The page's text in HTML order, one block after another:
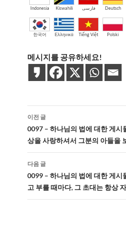
Indonesia Kiswahili فارسی Deutsch
한국어 Ελληνικά Tiếng Việt Polski
메시지를 공유하세요!
글
네
비
게
이
션
이전 글
0097 – 하나님의 법에 대한 게
상을 사랑하셔서 그분의 아들을
다음 글
0099 – 하나님의 법에 대한 게
고 부를 때마다, 그 초대는 항상